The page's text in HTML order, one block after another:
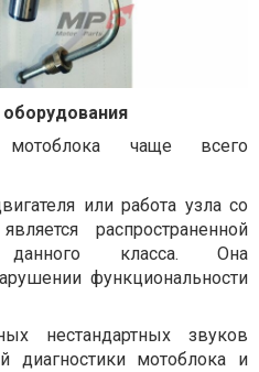
мотоблока чаще всего
или работа узла со
распространенной
класса. Она
функциональности
нестандартных звуков
диагностики мотоблока и